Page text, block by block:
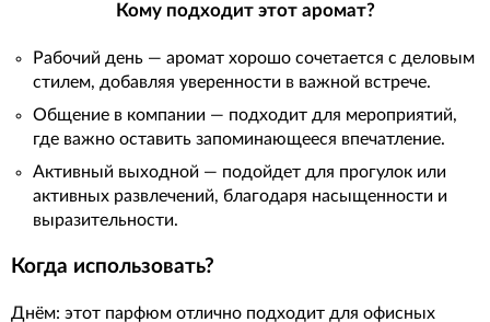
Кому подходит этот аромат?
Рабочий день — аромат хорошо сочетается с деловым
стилем, добавляя уверенности в важной встрече.
Общение в компании — подходит для мероприятий,
где важно оставить запоминающееся впечатление.
Активный выходной — подойдет для прогулок или
активных развлечений, благодаря насыщенности и
выразительности.
Когда использовать?
Днём: этот парфюм отлично подходит для офисных